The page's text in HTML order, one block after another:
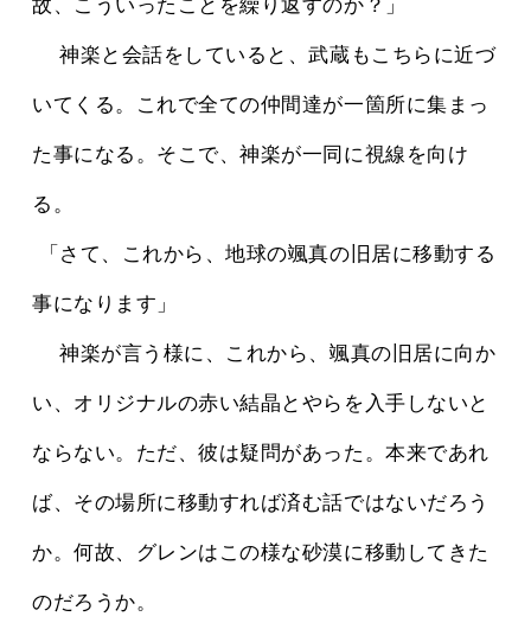
故、こういったことを繰り返すのか？」
いてくる。これで全ての仲間達が一箇所に集まっ
た事になる。そこで、神楽が一同に視線を向け
る。
事になります」
い、オリジナルの赤い結晶とやらを入手しないと
ならない。ただ、彼は疑問があった。本来であれ
ば、その場所に移動すれば済む話ではないだろう
か。何故、グレンはこの様な砂漠に移動してきた
のだろうか。